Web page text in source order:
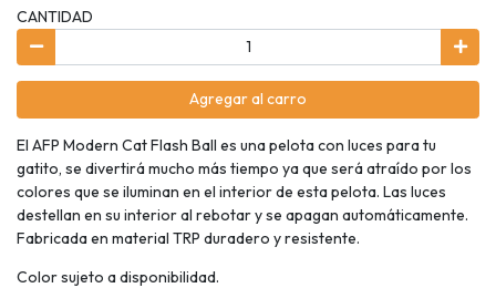
CANTIDAD
Agregar al carro
El AFP Modern Cat Flash Ball es una pelota con luces para tu
gatito, se divertirá mucho más tiempo ya que será atraído por los
colores que se iluminan en el interior de esta pelota. Las luces
destellan en su interior al rebotar y se apagan automáticamente.
Fabricada en material TRP duradero y resistente.
Color sujeto a disponibilidad.